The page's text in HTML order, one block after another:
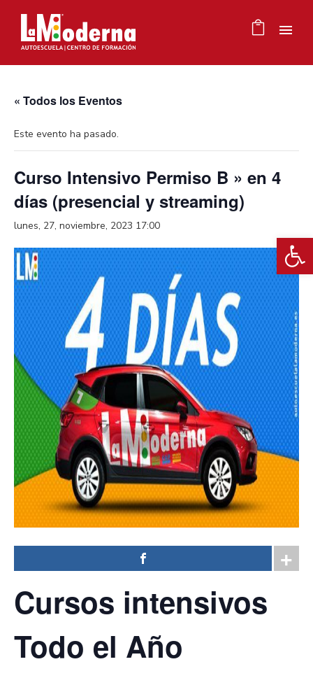
« Todos los Eventos
Este evento ha pasado.
Curso Intensivo Permiso B » en 4
días (presencial y streaming)
lunes, 27, noviembre, 2023 17:00
Cursos intensivos
Todo el Año